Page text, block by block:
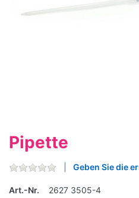
Pipette
Geben Sie die
Art.-Nr. 2627 3505-4